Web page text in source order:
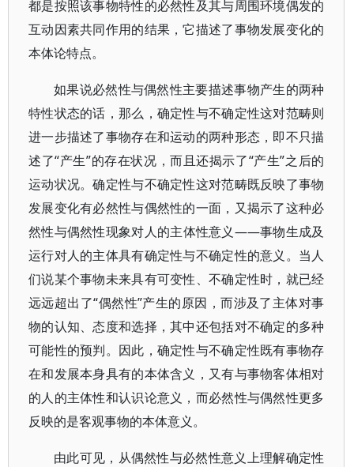
都是按照该事物特性的必然性及其与周围环境偶发的
互动因素共同作用的结果，它描述了事物发展变化的
本体论特点。
如果说必然性与偶然性主要描述事物产生的两种
特性状态的话，那么，确定性与不确定性这对范畴则
进一步描述了事物存在和运动的两种形态，即不只描
述了“产生”的存在状况，而且还揭示了“产生”之后的
运动状况。确定性与不确定性这对范畴既反映了事物
发展变化有必然性与偶然性的一面，又揭示了这种必
然性与偶然性现象对人的主体性意义——事物生成及
运行对人的主体具有确定性与不确定性的意义。当人
们说某个事物未来具有可变性、不确定性时，就已经
远远超出了“偶然性”产生的原因，而涉及了主体对事
物的认知、态度和选择，其中还包括对不确定的多种
可能性的预判。因此，确定性与不确定性既有事物存
在和发展本身具有的本体含义，又有与事物客体相对
的人的主体性和认识论意义，而必然性与偶然性更多
反映的是客观事物的本体意义。
由此可见，从偶然性与必然性意义上理解确定性